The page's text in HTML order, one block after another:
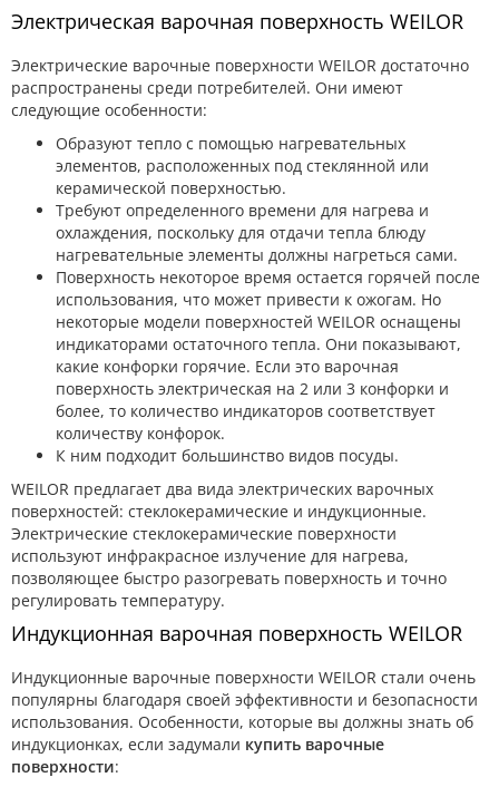
Электрическая варочная поверхность WEILOR
Электрические варочные поверхности WEILOR достаточно
распространены среди потребителей. Они имеют
следующие особенности:
Образуют тепло с помощью нагревательных
элементов, расположенных под стеклянной или
керамической поверхностью.
Требуют определенного времени для нагрева и
охлаждения, поскольку для отдачи тепла блюду
нагревательные элементы должны нагреться сами.
Поверхность некоторое время остается горячей после
использования, что может привести к ожогам. Но
некоторые модели поверхностей WEILOR оснащены
индикаторами остаточного тепла. Они показывают,
какие конфорки горячие. Если это варочная
поверхность электрическая на 2 или 3 конфорки и
более, то количество индикаторов соответствует
количеству конфорок.
К ним подходит большинство видов посуды.
WEILOR предлагает два вида электрических варочных
поверхностей: стеклокерамические и индукционные.
Электрические стеклокерамические поверхности
используют инфракрасное излучение для нагрева,
позволяющее быстро разогревать поверхность и точно
регулировать температуру.
Индукционная варочная поверхность WEILOR
Индукционные варочные поверхности WEILOR стали очень
популярны благодаря своей эффективности и безопасности
использования. Особенности, которые вы должны знать об
индукционках, если задумали купить варочные
поверхности: